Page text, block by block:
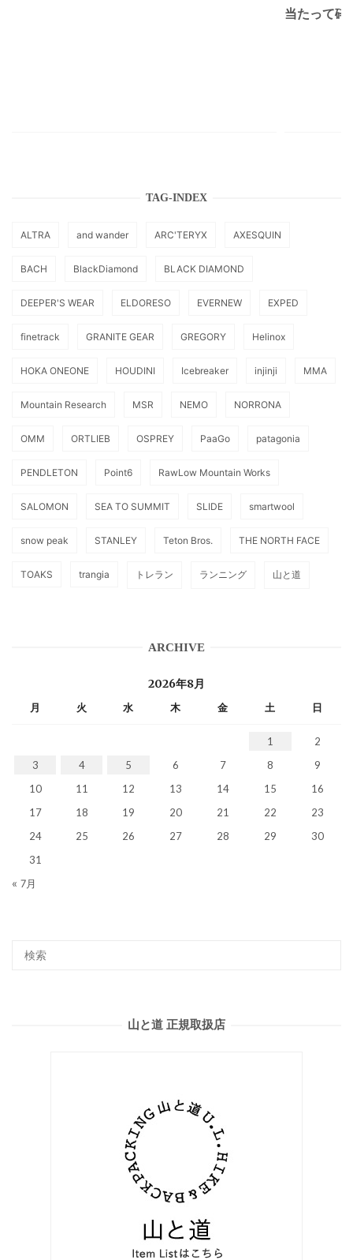
当たって砕
TAG-INDEX
ALTRA and wander ARC'TERYX AXESQUIN
BACH BlackDiamond BLACK DIAMOND
DEEPER'S WEAR ELDORESO EVERNEW EXPED
finetrack GRANITE GEAR GREGORY Helinox
HOKA ONEONE HOUDINI Icebreaker injinji MMA
Mountain Research MSR NEMO NORRONA
OMM ORTLIEB OSPREY PaaGo patagonia
PENDLETON Point6 RawLow Mountain Works
SALOMON SEA TO SUMMIT SLIDE smartwool
snow peak STANLEY Teton Bros. THE NORTH FACE
TOAKS trangia トレラン ランニング 山と道
ARCHIVE
2026年8月
月 火 水 木 金 土 日
1
2
3
4 5 6 7 8
9
10
11 12 13 14 15
16
17
18 19 20 21 22
23
24
25 26 27 28 29
30
31
« 7月
山と道 正規取扱店